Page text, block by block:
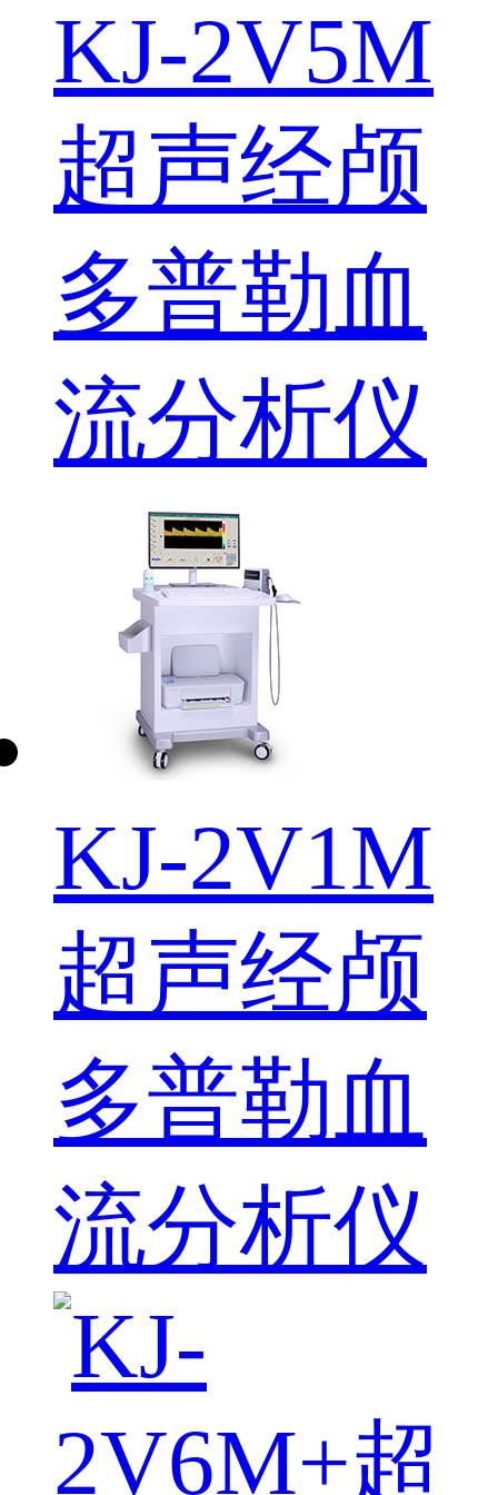
KJ-2V5M
超声经颅
多普勒血
流分析仪
KJ-2V1M
超声经颅
多普勒血
流分析仪